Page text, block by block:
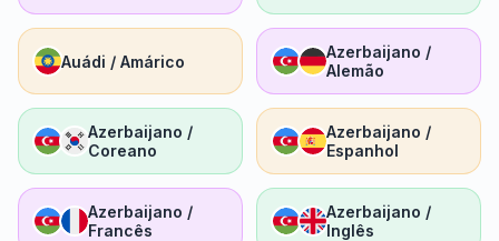
Auádi / Amárico
Azerbaijano /
Alemão
Azerbaijano /
Coreano
Azerbaijano /
Espanhol
Azerbaijano /
Francês
Azerbaijano /
Inglês